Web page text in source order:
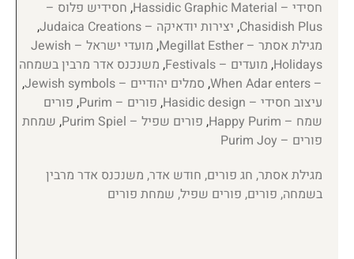
חסידי – Hassidic Graphic Material
, חסידיש פלוס –
Chasidish Plus
, יצירות יודאיקה – Judaica Creations
,
מגילת אסתר – Megillat Esther
,
מועדי ישראל – Jewish
Holidays
, מועדים – Festivals , משנכנס אדר מרבין בשמחה
– When Adar enters
, סמלים יהודיים – Jewish symbols
,
עיצוב חסידי – Hasidic design
, פורים – Purim , פורים
שמח – Happy Purim
, פורים שפיל – Purim Spiel , שמחת
פורים – Purim Joy
מגילת אסתר, חג פורים, חודש אדר, משנכנס אדר מרבין
בשמחה, פורים, פורים שפיל, שמחת פורים